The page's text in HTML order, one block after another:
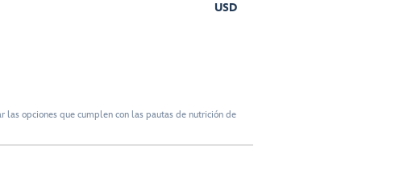
USD
las opciones que cumplen con las pautas de nutrición de